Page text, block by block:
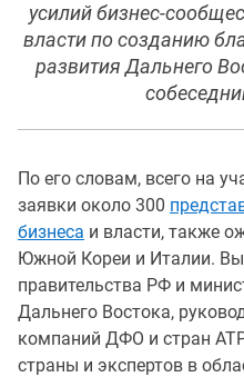
усилий бизнес-
власти по созданию
развития Дальнего
По его словам, всего на
заявки около 300
бизнеса и власти, также
Южной Кореи и Италии.
правительства РФ и
Дальнего Востока,
компаний ДФО и стран
страны и экспертов в